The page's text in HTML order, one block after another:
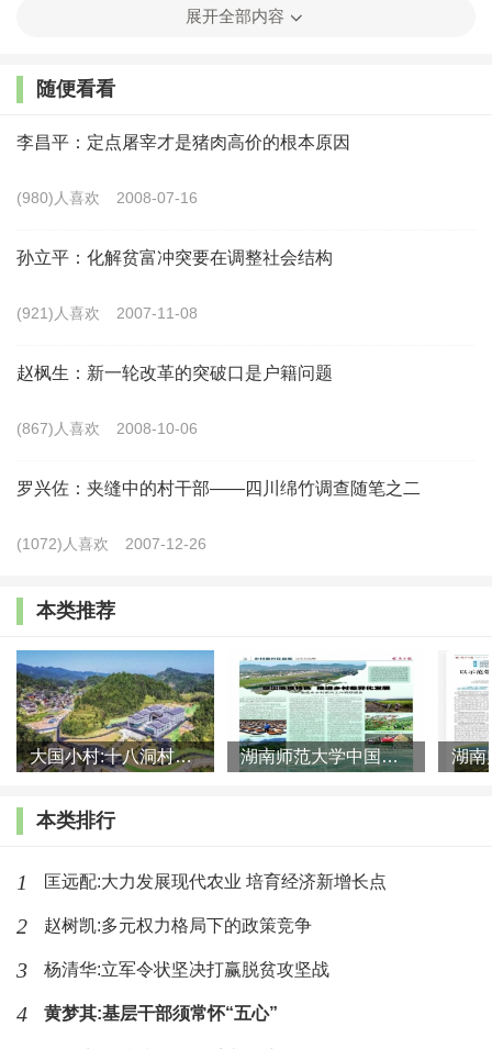
别在于，定理可以不受时空条件约束；定律则受时空条
定理”来自于经验事实，属于定律。既然是定律，就要受
时空条件约束。那么，约束该定律的时空条件是什么？
现，该定律在时间上要受经济发展阶段约束，在空间上
要受分工范围约束。
受经济发展阶段约束，是指该定律只在特定发展阶
—克拉克定理”显然不成立。在后工业化时期，该定律也
不一定成立，因为前面说过，该定律是对经验事实的归
局限，都未能对后工业化时期的经验事实作出研究。今
天，欧美国家的制造业占比有所回升，这可以作为该定
受分工范围约束，是指该定律的适用范围取决于分
工范围。具体讲，在工业化初期到中期，如果分工范围
局限于某个地区，则“配第—克拉克定理”适用于该地
区；如果分工范围扩大，当一个国家形成地区间分工
时，该定律就适用于这个国家而不再适用于某个地区。
举例来说：假定一个国家有甲、乙、丙三个地区，甲地
的比较优势是农业，乙地的比较优势是工业，丙地的比
较优势是第三产业。如果该国已形成地区间分工，甲、
展开全部内容
随便看看
李昌平：定点屠宰才是猪肉高价的根本原因
(980)人喜欢 2008-07-16
孙立平：化解贫富冲突要在调整社会结构
(921)人喜欢 2007-11-08
赵枫生：新一轮改革的突破口是户籍问题
(867)人喜欢 2008-10-06
罗兴佐：夹缝中的村干部——四川绵竹调查随笔之二
(1072)人喜欢 2007-12-26
本类推荐
大国小村:十八洞村的现代变迁是一道美丽的风景线 湖南师范大学中国乡村振兴研究院课题组:突出地域特色 推进乡村
本类排行
1 匡远配:大力发展现代农业 培育经济新增长点
2 赵树凯:多元权力格局下的政策竞争
3 杨清华:立军令状坚决打赢脱贫攻坚战
4 黄梦其:基层干部须常怀“五心”